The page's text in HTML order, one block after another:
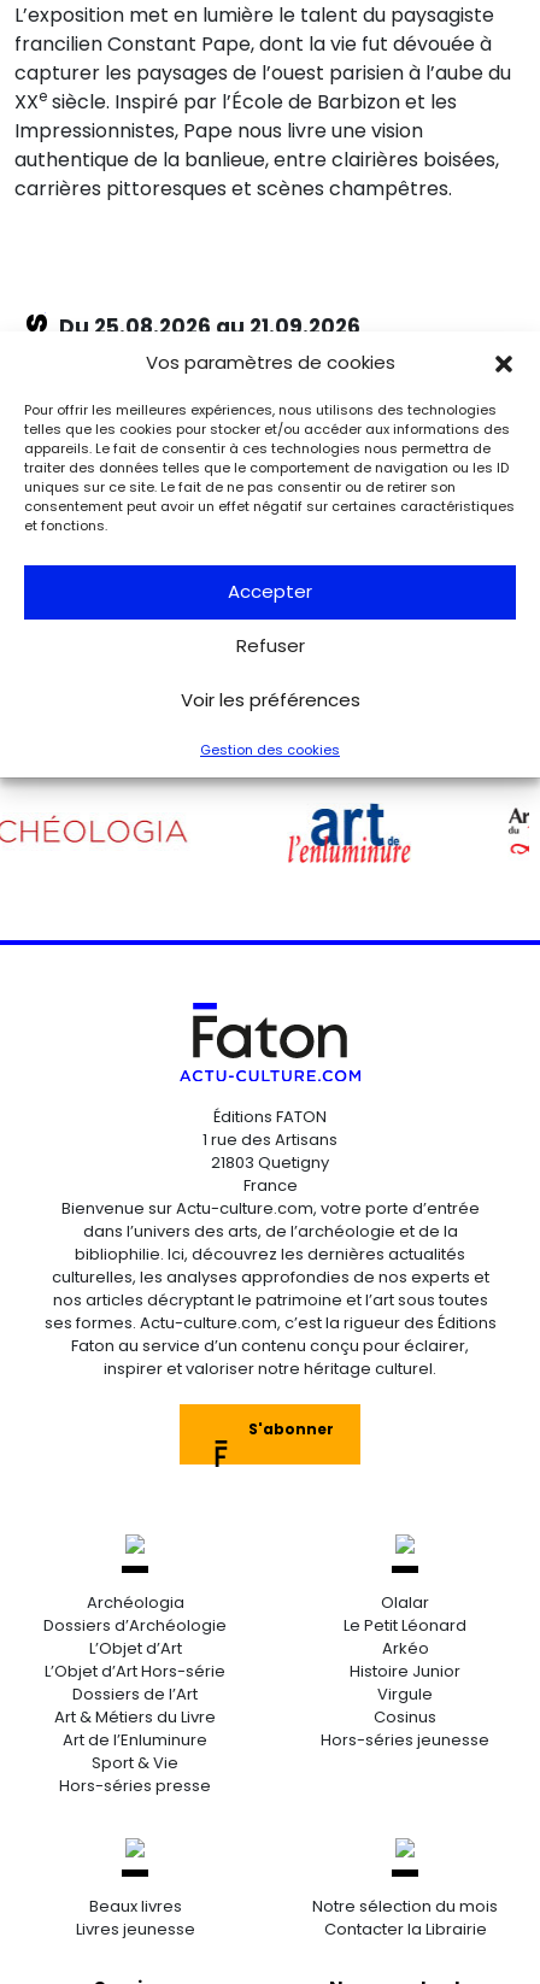
Vos paramètres de cookies
Pour offrir les meilleures expériences, nous utilisons des technologies
telles que les cookies pour stocker et/ou accéder aux informations des
appareils. Le fait de consentir à ces technologies nous permettra de
traiter des données telles que le comportement de navigation ou les ID
uniques sur ce site. Le fait de ne pas consentir ou de retirer son
consentement peut avoir un effet négatif sur certaines caractéristiques
et fonctions.
Accepter
Refuser
Voir les préférences
Gestion des cookies
L’exposition met en lumière le talent du paysagiste
francilien Constant Pape, dont la vie fut dévouée à
capturer les paysages de l’ouest parisien à l’aube du
XXe siècle. Inspiré par l’École de Barbizon et les
Impressionnistes, Pape nous livre une vision
authentique de la banlieue, entre clairières boisées,
carrières pittoresques et scènes champêtres.
ÉvénementsDu 25.08.2026 au 21.09.2026
Charles de Gaulle raconte la Libération
de Paris. Lettre à son épouse
Paris
Musée de la Libération de Paris – musée du général
Leclerc – musée Jean Moulin
À l’occasion de l’anniversaire de la Libération de Paris, le
musée de la Libération de Paris – musée du général
Leclerc – musée Jean Moulin expose la lettre du 27 août
les événements de la Libération de Paris.
Voir tous les événements
Éditions FATON
1 rue des Artisans
21803 Quetigny
France
Bienvenue sur Actu-culture.com, votre porte d’entrée
dans l’univers des arts, de l’archéologie et de la
bibliophilie. Ici, découvrez les dernières actualités
culturelles, les analyses approfondies de nos experts et
nos articles décryptant le patrimoine et l’art sous toutes
ses formes. Actu-culture.com, c’est la rigueur des Éditions
Faton au service d’un contenu conçu pour éclairer,
inspirer et valoriser notre héritage culturel.
S'abonner
Archéologia
Dossiers d’Archéologie
L’Objet d’Art
L’Objet d’Art Hors-série
Dossiers de l’Art
Art & Métiers du Livre
Art de l’Enluminure
Sport & Vie
Hors-séries presse
Olalar
Le Petit Léonard
Arkéo
Histoire Junior
Virgule
Cosinus
Hors-séries jeunesse
Beaux livres
Livres jeunesse
Notre sélection du mois
Contacter la Librairie